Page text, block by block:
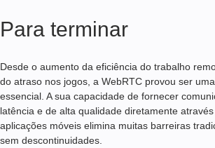
Para terminar
Desde o aumento da eficiência do trabalho
do atraso nos jogos, a WebRTC provou ser
essencial. A sua capacidade de fornecer
latência e de alta qualidade diretamente
aplicações móveis elimina muitas barreiras
sem descontinuidades.